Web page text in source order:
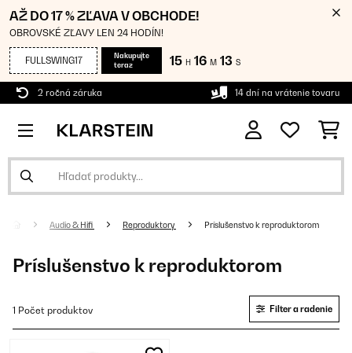
AŽ DO 17 % ZĽAVA V OBCHODE!
OBROVSKÉ ZĽAVY LEN 24 HODÍN!
FULLSWING17
Nakupujte
teraz
15 H 16 M 12 S
2 ročná záruka 14 dní na vrátenie tovaru
Audio & Hifi Reproduktory Príslušenstvo k reproduktorom
Príslušenstvo k reproduktorom
1 Počet produktov Filter a radenie